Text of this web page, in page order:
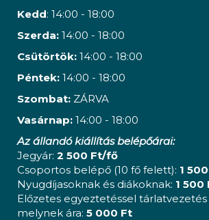
Kedd: 14:00 - 18:00
Szerda: 14:00 - 18:00
Csütörtök: 14:00 - 18:00
Péntek: 14:00 - 18:00
Szombat: ZÁRVA
Vasárnap: 14:00 - 18:00
Az állandó kiállítás belépőárai:
Jegyár: 2 500 Ft/fő
Csoportos belépő (10 fő felett): 1
Nyugdíjasoknak és diákoknak: 1
Előzetes egyeztetéssel
melynek ára: 5 000 Ft